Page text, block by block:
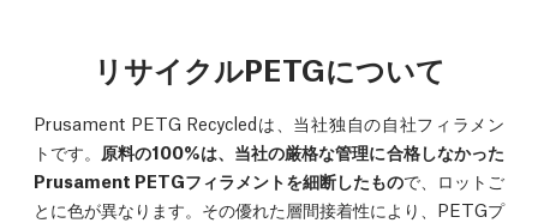
リサイクルPETGについて
Prusament PETG Recycledは、当社独自の自社フィラメン
トです。 原料の100%は、当社の厳格な管理に合格しなかった
Prusament PETGフィラメントを細断したもので、ロットご
とに色が異なります。その優れた層間接着性により、PETGプ